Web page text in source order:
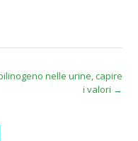
nelle urine, capire
i valori →